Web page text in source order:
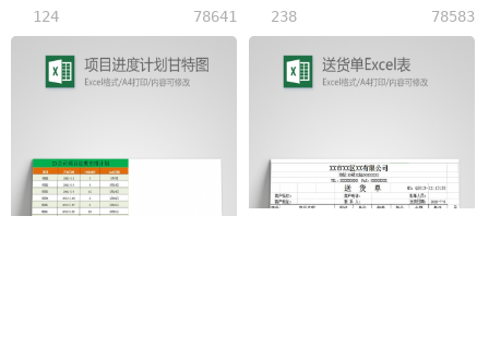
124 78641 238 78583